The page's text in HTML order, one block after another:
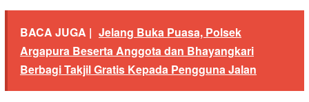
BACA JUGA | Jelang Buka Puasa, Polsek
Argapura Beserta Anggota dan Bhayangkari
Berbagi Takjil Gratis Kepada Pengguna Jalan